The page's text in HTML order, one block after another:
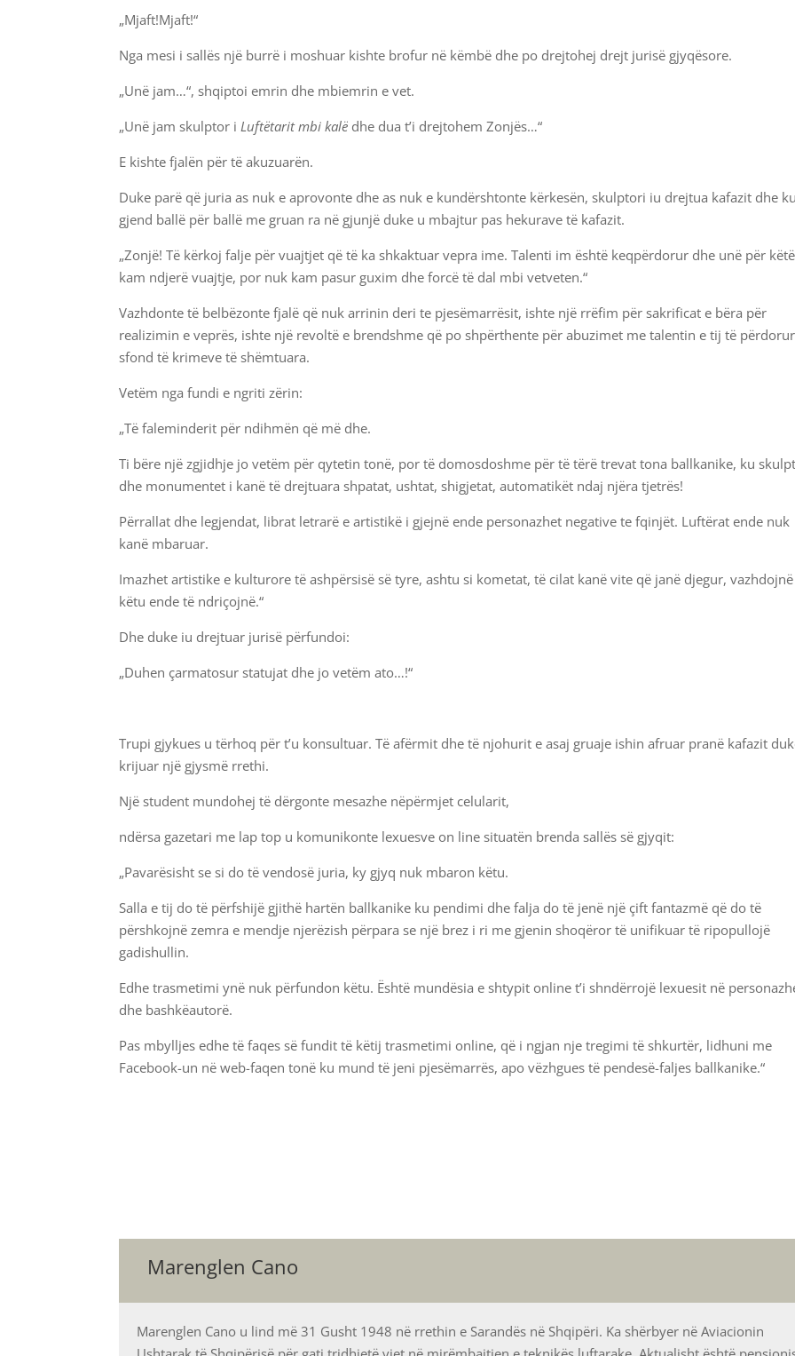
„Mjaft!Mjaft!“
Nga mesi i sallës një burrë i moshuar kishte brofur në këmbë dhe po drejtohej drejt jurisë gjyqësore.
„Unë jam…“, shqiptoi emrin dhe mbiemrin e vet.
„Unë jam skulptor iLuftëtarit mbi kalë dhe dua t’i drejtohem Zonjës…“
E kishte fjalën për të akuzuarën.
Duke parë që juria as nuk e aprovonte dhe as nuk e kundërshtonte kërkesën, skulptori iu drejtua kafazit dhe
gjend ballë për ballë me gruan ra në gjunjë duke u mbajtur pas hekurave të kafazit.
„Zonjë! Të kërkoj falje për vuajtjet që të ka shkaktuar vepra ime. Talenti im është keqpërdorur dhe unë për këtë
kam ndjerë vuajtje, por nuk kam pasur guxim dhe forcë të dal mbi vetveten.“
Vazhdonte të belbëzonte fjalë që nuk arrinin deri te pjesëmarrësit, ishte një rrëfim për sakrificat e bëra për
realizimin e veprës, ishte një revoltë e brendshme që po shpërthente për abuzimet me talentin e tij të
sfond të krimeve të shëmtuara.
Vetëm nga fundi e ngriti zërin:
„Të faleminderit për ndihmën që më dhe.
Ti bëre një zgjidhje jo vetëm për qytetin tonë, por të domosdoshme për të tërë trevat tona ballkanike, ku
dhe monumentet i kanë të drejtuara shpatat, ushtat, shigjetat, automatikët ndaj njëra tjetrës!
Përrallat dhe legjendat, librat letrarë e artistikë i gjejnë ende personazhet negative te fqinjët. Luftërat ende nuk
kanë mbaruar.
Imazhet artistike e kulturore të ashpërsisë së tyre, ashtu si kometat, të cilat kanë vite që janë djegur,
këtu ende të ndriçojnë.“
Dhe duke iu drejtuar jurisë përfundoi:
„Duhen çarmatosur statujat dhe jo vetëm ato…!“
Trupi gjykues u tërhoq për t’u konsultuar. Të afërmit dhe të njohurit e asaj gruaje ishin afruar pranë kafazit
krijuar një gjysmë rrethi.
Një student mundohej të dërgonte mesazhe nëpërmjet celularit,
ndërsa gazetari me lap top u komunikonte lexuesve on line situatën brenda sallës së gjyqit:
„Pavarësisht se si do të vendosë juria, ky gjyq nuk mbaron këtu.
Salla e tij do të përfshijë gjithë hartën ballkanike ku pendimi dhe falja do të jenë një çift fantazmë që do të
përshkojnë zemra e mendje njerëzish përpara se një brez i ri me gjenin shoqëror të unifikuar të ripopullojë
gadishullin.
Edhe trasmetimi ynë nuk përfundon këtu. Është mundësia e shtypit online t’i shndërrojë lexuesit në
dhe bashkëautorë.
Pas mbylljes edhe të faqes së fundit të këtij trasmetimi online, që i ngjan nje tregimi të shkurtër, lidhuni me
Facebook-un në web-faqen tonë ku mund të jeni pjesëmarrës, apo vëzhgues të pendesë-faljes ballkanike.“
Marenglen Cano
Marenglen Cano u lind më 31 Gusht 1948 në rrethin e Sarandës në Shqipëri. Ka shërbyer në Aviacionin